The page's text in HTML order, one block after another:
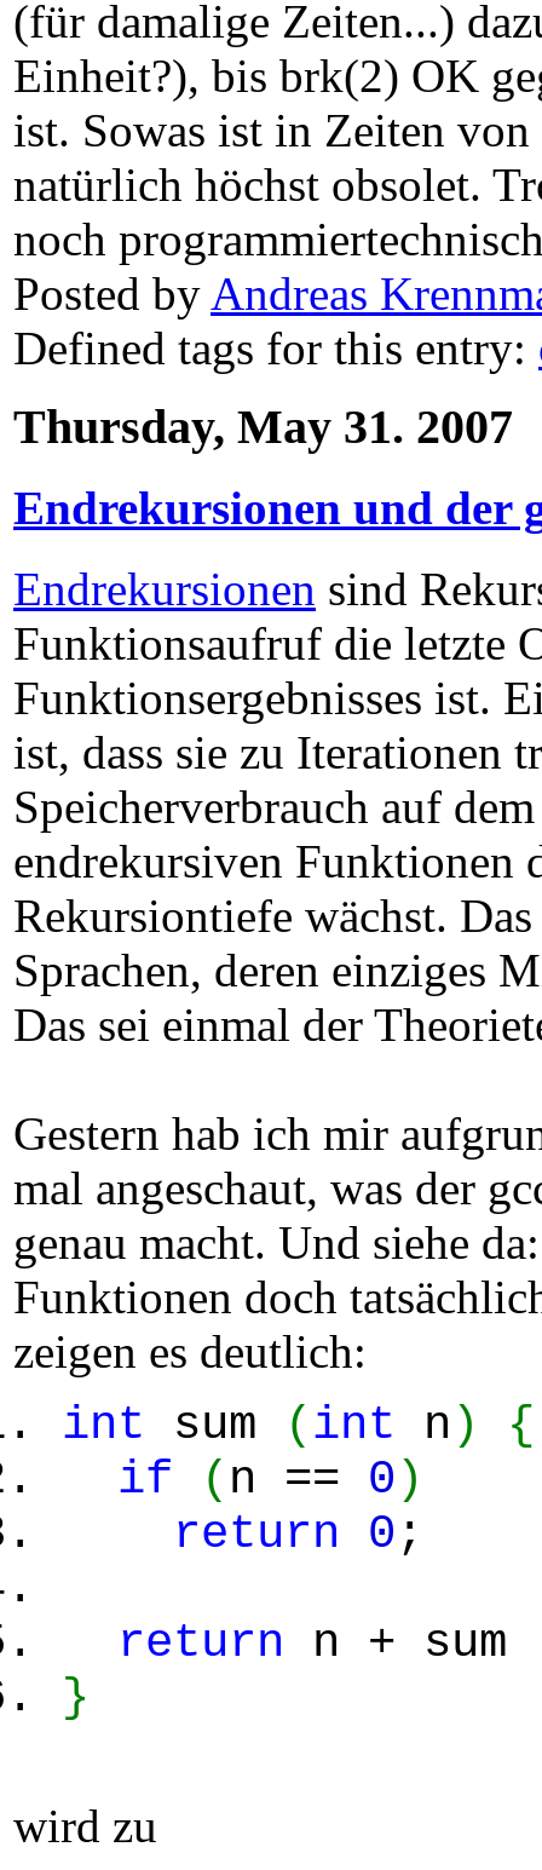
(für damalige Zeiten...)
Einheit?), bis brk(2) OK
ist. Sowas ist in Zeiten
natürlich höchst obsolet.
noch
Posted by Andreas
Defined tags for this entry:
Thursday, May 31. 2007
Endrekursionen und der
Endrekursionen sind
Funktionsaufruf die letzte
Funktionsergebnisses ist.
ist, dass sie zu Iterationen
Speicherverbrauch auf
endrekursiven Funktionen
Rekursiontiefe wächst.
Sprachen, deren einziges
Das sei einmal der
Gestern hab ich mir
mal angeschaut, was der
genau macht. Und siehe
Funktionen doch
zeigen es deutlich:
int sum ( int n )
{
if
( n == 0 )
return
0 ;
return n + sum
}
wird zu